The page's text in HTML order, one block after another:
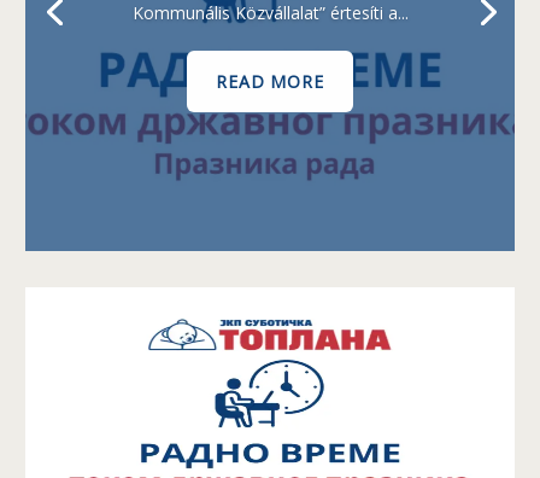
Kommunális Közvállalat” értesíti a...
READ MORE